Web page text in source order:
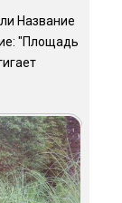
Название
"Площадь